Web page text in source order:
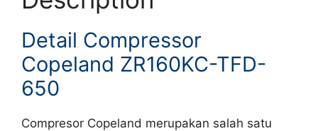
Detail Compressor
Copeland ZR160KC-TFD-
650
Compresor Copeland merupakan salah satu